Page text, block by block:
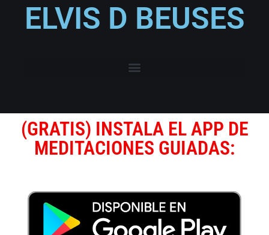
ELVIS D BEUSES
(GRATIS) INSTALA EL APP DE
MEDITACIONES GUIADAS: